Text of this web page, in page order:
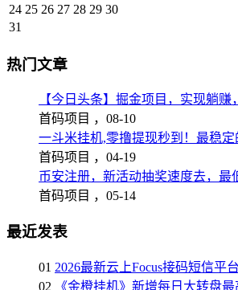
24 25 26 27 28 29 30
31
热门文章
【今日头条】掘金项目，实现躺
首码项目 ， 08-10
一斗米挂机,零撸提现秒到！最稳
首码项目 ， 04-19
币安注册，新活动抽奖速度去，最
首码项目 ， 05-14
最近发表
01 2026最新云上Focus接码短信平
02
《金橙挂机》新增每日大转盘